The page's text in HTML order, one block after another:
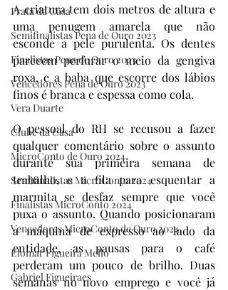
Prata da Casa
Semifinalistas Pena de Ouro 2023
Finalistas Pena de Ouro 2023
Vencedores Pena de Ouro 2023
Vera Duarte
Clube da Casa
MicroConto de Ouro 2024
Semifinalistas MicroConto 2024
Finalistas MicroConto 2024
Vencedores MicroConto de Ouro 2024
Elomar Figueira Mello
Gabriel Figueiraes
A criatura tem dois metros de altura e
uma penugem amarela que não
esconde a pele purulenta. Os dentes
parecem perfurar o meio da gengiva
roxa, e a baba que escorre dos lábios
finos é branca e espessa como cola.
O pessoal do RH se recusou a fazer
qualquer comentário sobre o assunto
durante sua primeira semana de
trabalho, e a fila para esquentar a
marmita se desfaz sempre que você
puxa o assunto. Quando posicionaram
a máquina de expresso ao lado da
entidade, as pausas para o café
perderam um pouco de brilho. Duas
semanas no novo emprego e você já